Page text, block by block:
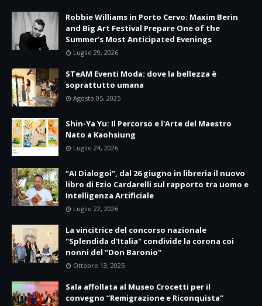
Robbie Williams in Porto Cervo: Maxim Berin
and Big Art Festival Prepare One of the
Summer’s Most Anticipated Evenings
Luglio 29, 2026
STeAM Eventi Moda: dove la bellezza è
soprattutto umana
Agosto 05, 2025
Shin-Ya Yu: Il Percorso e l'Arte del Maestro
Nato a Kaohsiung
Luglio 24, 2026
“AI Dialogoi”, dal 26 giugno in libreria il nuovo
libro di Ezio Cardarelli sul rapporto tra uomo e
Intelligenza Artificiale
Luglio 22, 2026
La vincitrice del concorso nazionale
"Splendida d'Italia" condivide la corona coi
nonni del "Don Baronio"
Ottobre 13, 2025
Sala affollata al Museo Crocetti per il
convegno “Remigrazione e Riconquista”